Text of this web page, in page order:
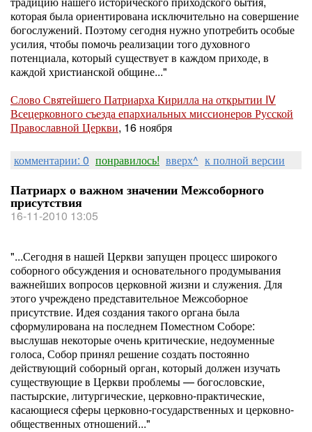
которая была ориентирована исключительно на совершение
богослужений. Поэтому сегодня нужно употребить особые
усилия, чтобы помочь реализации того духовного
потенциала, который существует в каждом приходе, в
каждой христианской общине..."
Слово Святейшего Патриарха Кирилла на открытии IV
Всецерковного съезда епархиальных миссионеров Русской
Православной Церкви, 16 ноября
комментарии: 0 понравилось! вверх^ к полной версии
Патриарх о важном значении Межсоборного
присутствия
16-11-2010 13:05
"...Сегодня в нашей Церкви запущен процесс широкого
соборного обсуждения и основательного продумывания
важнейших вопросов церковной жизни и служения. Для
этого учреждено представительное Межсоборное
присутствие. Идея создания такого органа была
сформулирована на последнем Поместном Соборе:
выслушав некоторые очень критические, недоуменные
голоса, Собор принял решение создать постоянно
действующий соборный орган, который должен изучать
существующие в Церкви проблемы — богословские,
пастырские, литургические, церковно-практические,
касающиеся сферы церковно-государственных и церковно-
общественных отношений..."